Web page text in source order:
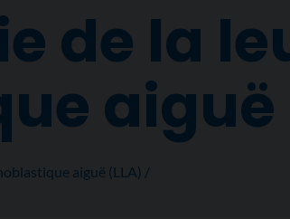
de la
aiguë
aiguë (LLA)